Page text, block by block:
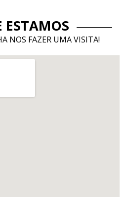
ESTAMOS
NOS FAZER UMA VISITA!